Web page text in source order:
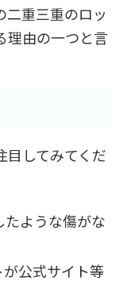
二重三重のロッ
理由の一つと言
目してみてくだ
ような傷がな
公式サイト等